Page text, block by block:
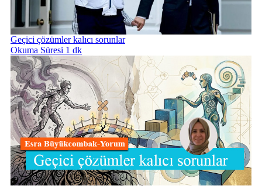
Geçici çözümler kalıcı sorunlar
Okuma Süresi 1 dk